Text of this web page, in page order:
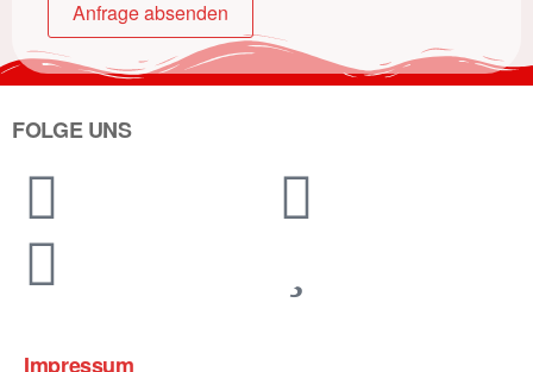
Anfrage absenden
FOLGE UNS
Impressum